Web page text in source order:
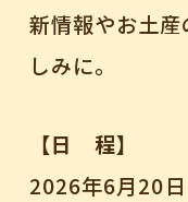
新情報やお土
しみに。
【日 程】
2026年6月20